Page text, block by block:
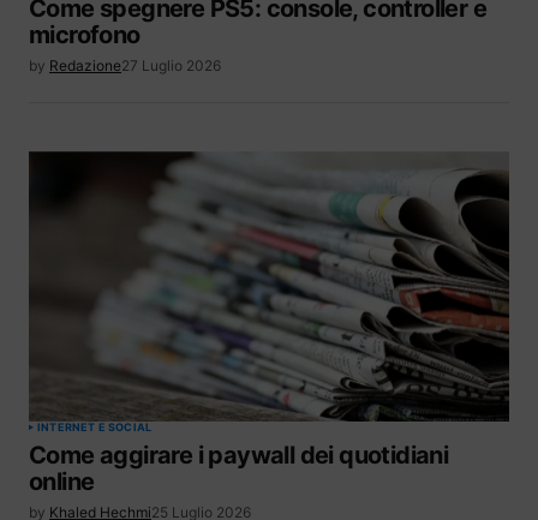
Come spegnere PS5: console, controller e
microfono
by Redazione27 Luglio 2026
INTERNET E SOCIAL
Come aggirare i paywall dei quotidiani
online
by Khaled Hechmi25 Luglio 2026